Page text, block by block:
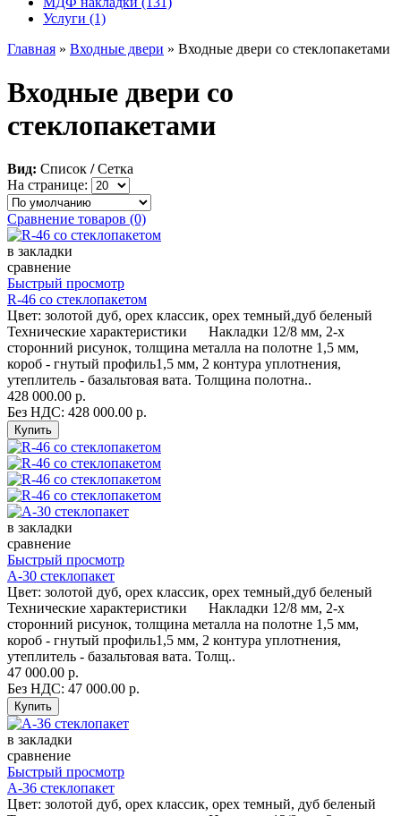
Услуги (1)
Главная » Входные двери » Входные двери со стеклопакетами
Входные двери со
стеклопакетами
Вид: Список / Сетка
На странице:
Сравнение товаров (0)
в закладки
сравнение
Быстрый просмотр
R-46 со стеклопакетом
Цвет: золотой дуб, орех классик, орех темный,дуб беленый
Технические характеристики Накладки 12/8 мм, 2-х
сторонний рисунок, толщина металла на полотне 1,5 мм,
короб - гнутый профиль1,5 мм, 2 контура уплотнения,
утеплитель - базальтовая вата. Толщина полотна..
428 000.00 р.
Без НДС: 428 000.00 р.
в закладки
сравнение
Быстрый просмотр
А-30 стеклопакет
Цвет: золотой дуб, орех классик, орех темный,дуб беленый
Технические характеристики Накладки 12/8 мм, 2-х
сторонний рисунок, толщина металла на полотне 1,5 мм,
короб - гнутый профиль1,5 мм, 2 контура уплотнения,
утеплитель - базальтовая вата. Толщ..
47 000.00 р.
Без НДС: 47 000.00 р.
в закладки
сравнение
Быстрый просмотр
А-36 стеклопакет
Цвет: золотой дуб, орех классик, орех темный, дуб беленый